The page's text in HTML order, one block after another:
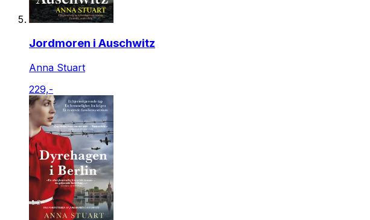
Jordmoren i Auschwitz
Anna Stuart
229,-